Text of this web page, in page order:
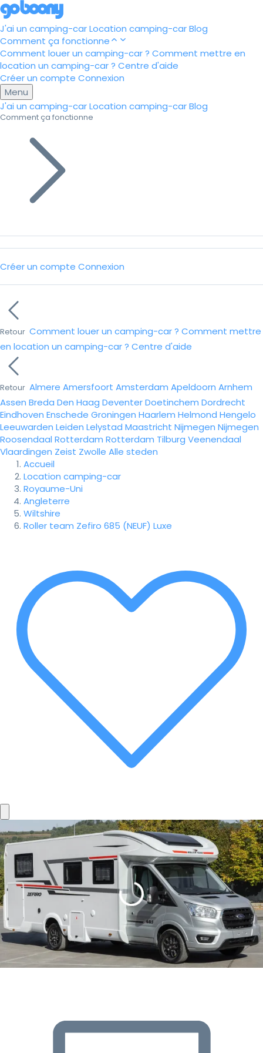
J'ai un camping-carLocation camping-carBlog
Comment ça fonctionne
Comment louer un camping-car ? Comment mettre en
location un camping-car ? Centre d'aide
Créer un compte Connexion
Menu
J'ai un camping-carLocation camping-carBlog
Comment ça fonctionne
Créer un compte Connexion
Retour Comment louer un camping-car ? Comment mettre
en location un camping-car ? Centre d'aide
Retour Almere Amersfoort Amsterdam Apeldoorn Arnhem
Assen Breda Den Haag DeventerDoetinchem Dordrecht
Eindhoven Enschede Groningen Haarlem Helmond Hengelo
Leeuwarden Leiden Lelystad Maastricht Nijmegen Nijmegen
Roosendaal Rotterdam Rotterdam Tilburg Veenendaal
Vlaardingen Zeist Zwolle Alle steden
Accueil
Location camping-car
Royaume-Uni
Angleterre
Wiltshire
Roller team Zefiro 685 (NEUF) Luxe